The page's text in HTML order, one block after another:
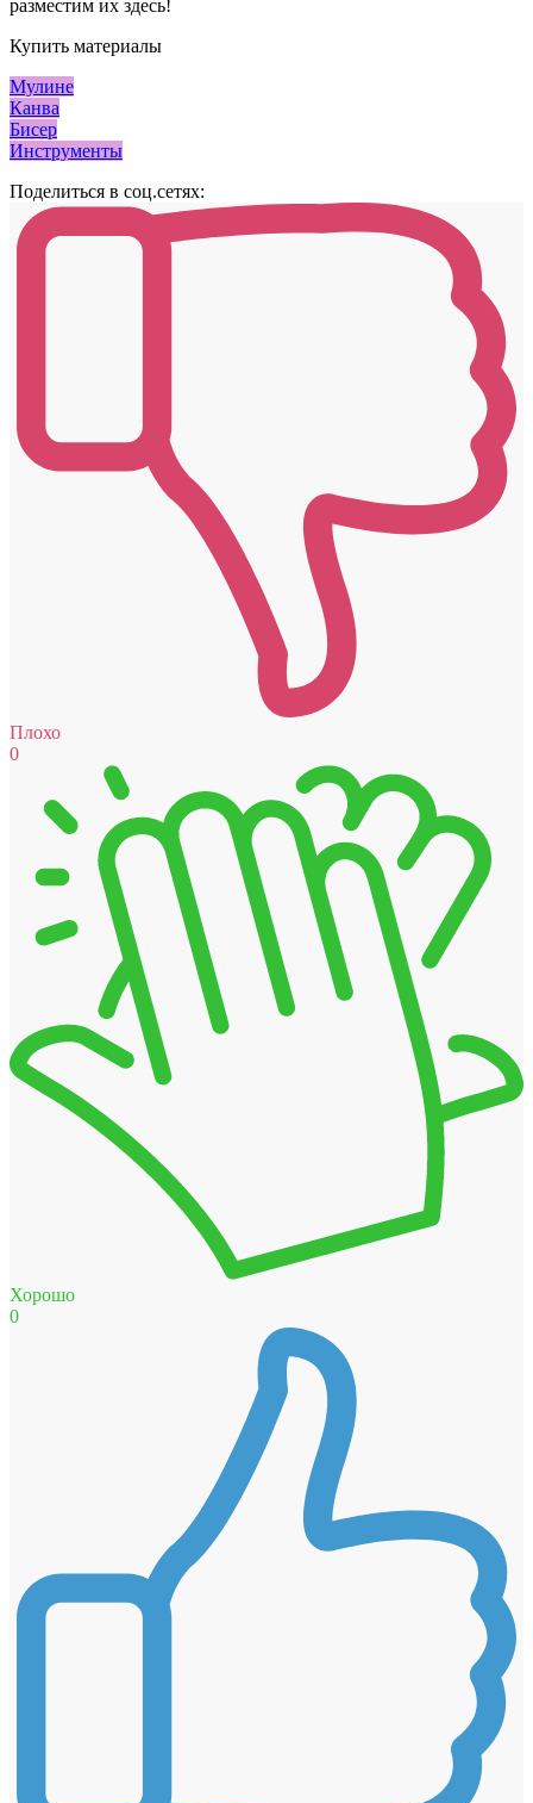
разместим их здесь!
Купить материалы
Мулине
Канва
Бисер
Инструменты
Поделиться в соц.сетях:
Плохо
0
Хорошо
0